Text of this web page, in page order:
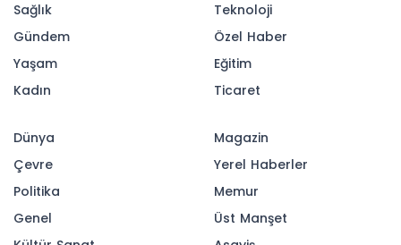
Sağlık
Gündem
Yaşam
Kadın
Teknoloji
Özel Haber
Eğitim
Ticaret
Dünya
Çevre
Politika
Genel
Magazin
Yerel Haberler
Memur
Üst Manşet